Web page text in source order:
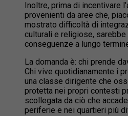
Inoltre, prima di incentivare
provenienti da aree che,
mostrato difficoltà di
culturali e religiose,
conseguenze a lungo
La domanda è: chi prende
Chi vive quotidianamente i
una classe dirigente che
protetta nei propri contesti
scollegata da ciò che
periferie e nei quartieri più